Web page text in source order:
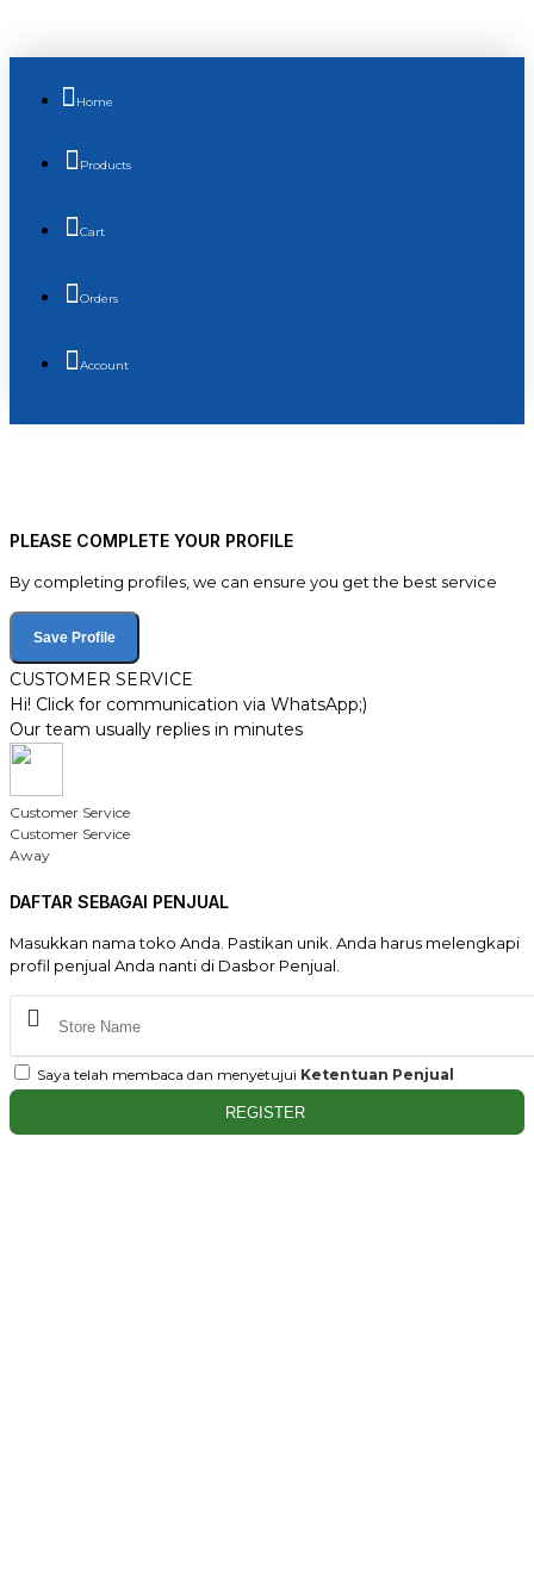
Home
Products
Cart
Orders
Account
PLEASE COMPLETE YOUR PROFILE
By completing profiles, we can ensure you get the best service
Save Profile
CUSTOMER SERVICE
Hi! Click for communication via WhatsApp;)
Our team usually replies in minutes
Customer Service
Customer Service
Away
DAFTAR SEBAGAI PENJUAL
Masukkan nama toko Anda. Pastikan unik. Anda harus melengkapi
profil penjual Anda nanti di Dasbor Penjual.
Saya telah membaca dan menyetujui Ketentuan Penjual
REGISTER